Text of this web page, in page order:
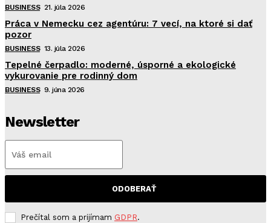
BUSINESS 21. júla 2026
Práca v Nemecku cez agentúru: 7 vecí, na ktoré si dať
pozor
BUSINESS 13. júla 2026
Tepelné čerpadlo: moderné, úsporné a ekologické
vykurovanie pre rodinný dom
BUSINESS 9. júna 2026
Newsletter
ODOBERAŤ
Prečítal som a prijímam GDPR.